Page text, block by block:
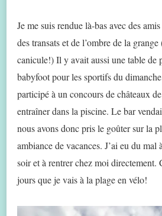
Je me suis rendue là-bas avec des
des transats et de l’ombre de la
canicule!) Il y avait aussi une table de
babyfoot pour les sportifs du
participé à un concours de châteaux
entraîner dans la piscine. Le bar
nous avons donc pris le goûter sur la
ambiance de vacances. J’ai eu du
soir et à rentrer chez moi directement.
jours que je vais à la plage en vélo!